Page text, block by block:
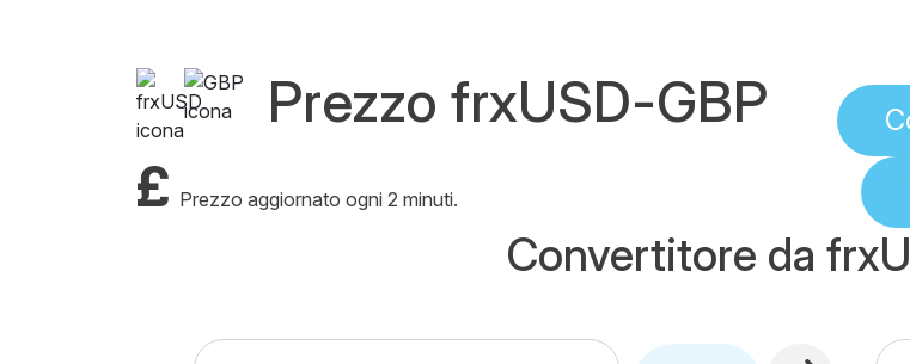
Prezzo frxUSD-GBP
£ Prezzo aggiornato ogni 2 minuti.
Convertitore da